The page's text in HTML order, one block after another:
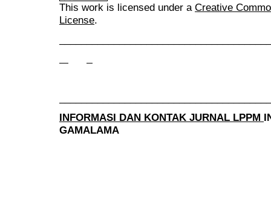
This work is licensed under a Creative
License.
INFORMASI DAN KONTAK JURNAL LPPM
GAMALAMA